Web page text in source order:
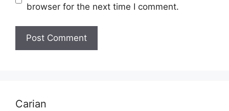
browser for the next time I comment.
Carian